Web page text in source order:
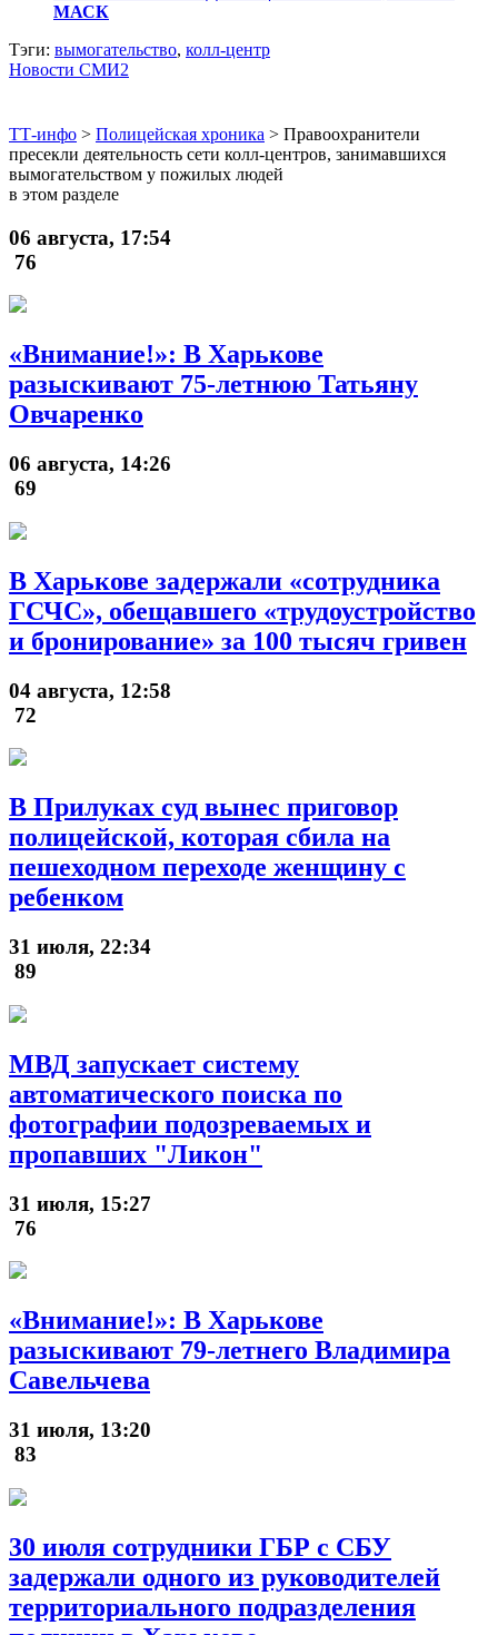
МАСК
Тэги: вымогательство, колл-центр
Новости СМИ2
ТТ-инфо > Полицейская хроника > Правоохранители
пресекли деятельность сети колл-центров, занимавшихся
вымогательством у пожилых людей
в этом разделе
06 августа, 17:54
76
«Внимание!»: В Харькове
разыскивают 75-летнюю Татьяну
Овчаренко
06 августа, 14:26
69
В Харькове задержали «сотрудника
ГСЧС», обещавшего «трудоустройство
и бронирование» за 100 тысяч гривен
04 августа, 12:58
72
В Прилуках суд вынес приговор
полицейской, которая сбила на
пешеходном переходе женщину с
ребенком
31 июля, 22:34
89
МВД запускает систему
автоматического поиска по
фотографии подозреваемых и
пропавших "Ликон"
31 июля, 15:27
76
«Внимание!»: В Харькове
разыскивают 79-летнего Владимира
Савельчева
31 июля, 13:20
83
30 июля сотрудники ГБР с СБУ
задержали одного из руководителей
территориального подразделения